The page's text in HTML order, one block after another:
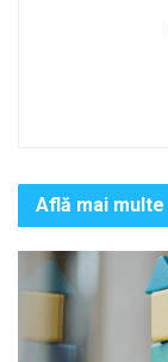
Află mai multe